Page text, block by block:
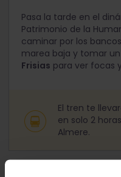
Pasa la tarde en el
Patrimonio de la
caminar por los
marea baja y tomar
Frisias para ver focas
El tren te
en solo 2
Almere.